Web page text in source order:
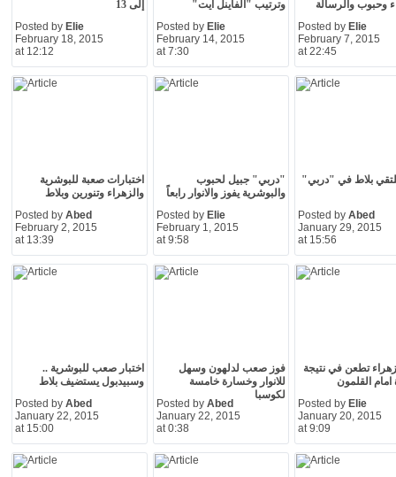
إلى 13
Posted by Elie
February 18, 2015
at 12:12
وترتيب "الفاينل ايت"
Posted by Elie
February 14, 2015
at 7:30
وحبوب والرسالة
Posted by Elie
February 7, 2015
at 22:45
اختبارات صعبة للبوشرية
والزهراء وتنورين وبلاط
Posted by Abed
February 2, 2015
at 13:39
"دربي" جبيل لحبوب
والبوشرية يفوز والانوار رابعاً
Posted by Elie
February 1, 2015
at 9:58
بلاط في "دربي"
Posted by Abed
January 29, 2015
at 15:56
اختبار صعب للبوشرية ..
وسبيدبول يستضيف بلاط
Posted by Abed
January 22, 2015
at 15:00
فوز صعب لدلهون وسهل
للانوار وخسارة خامسة
لكوسبا
Posted by Abed
January 22, 2015
at 0:38
تطعن في نتيجة
امام القلمون
Posted by Elie
January 20, 2015
at 9:09